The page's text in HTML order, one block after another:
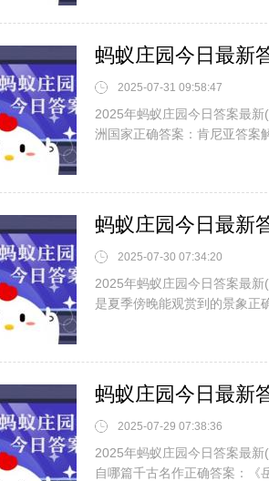
2025-07-31 09:58:47
2025年蚂蚁庄园今日答案最
洲国家正确答案：肯尼亚答案
2025-07-30 07:34:20
2025年蚂蚁庄园今日答案最
是夏季傍晚能观赏到的景象正
2025-07-29 07:38:36
2025年蚂蚁庄园今日答案最
自哪篇千古名作正确答案：《